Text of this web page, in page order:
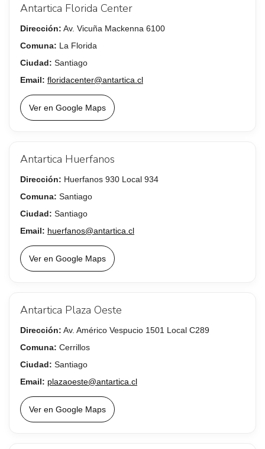
Antartica Florida Center
Dirección: Av. Vicuña Mackenna 6100
Comuna: La Florida
Ciudad: Santiago
Email: floridacenter@antartica.cl
Ver en Google Maps
Antartica Huerfanos
Dirección: Huerfanos 930 Local 934
Comuna: Santiago
Ciudad: Santiago
Email: huerfanos@antartica.cl
Ver en Google Maps
Antartica Plaza Oeste
Dirección: Av. Américo Vespucio 1501 Local C289
Comuna: Cerrillos
Ciudad: Santiago
Email: plazaoeste@antartica.cl
Ver en Google Maps